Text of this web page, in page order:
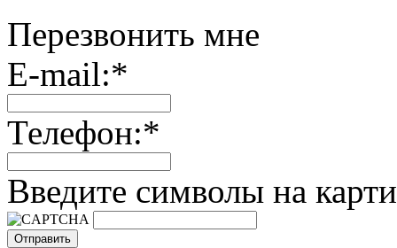
Перезвонить мне
E-mail:*
Телефон:*
Введите символы на